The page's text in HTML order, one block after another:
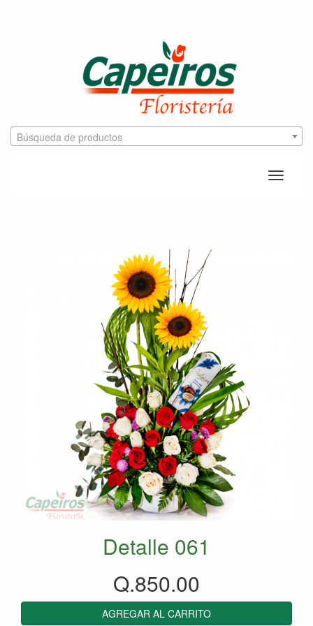
Búsqueda de productos
Toggle
Detalle 061
Q.850.00